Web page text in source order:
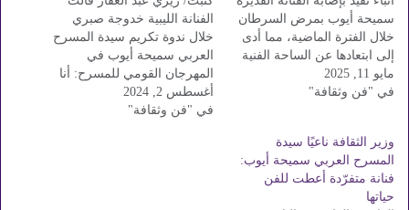
سميحة أيوب بمرض السرطان
خلال الفترة الماضية، مما أدى
إلى ابتعادها عن الساحة الفنية
خلال السنوات الأخيرة . قالت
الفنانة القديرة سميحة أيوب ،
وعندي استياء شديد من
الاشاعات…
مايو 11, 2025
في "فن وثقافة"
الفنانة الليبية خدوجة صبري
خلال ندوة تكريم سيدة المسرح
العربي سميحة أيوب في
المهرجان القومي للمسرح: أنا
سعيدة جدًا بالاحتفال بنجمتنا
الكبيرة سيدة المسرح العربي
أغسطس 2, 2024
في "فن وثقافة"
وزير الثقافة ناعيًا سيدة
المسرح العربي سميحة أيوب:
فنانة متفرّدة أعطت للفن
حياتها